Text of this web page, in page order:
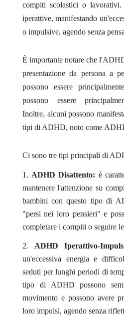
compiti scolastici o lavorativi.
iperattive, manifestando
o impulsive, agendo senza
È importante notare che
presentazione da persona a
possono essere
possono essere
Inoltre, alcuni possono
tipi di ADHD, noto come
Ci sono tre tipi principali di
ADHD Disattento: è
mantenere l'attenzione su
bambini con questo tipo di
"persi nei loro pensieri" e
completare i compiti o seguire
ADHD Iperattivo-
un'eccessiva energia e
seduti per lunghi periodi di
tipo di ADHD possono
movimento e possono avere
loro impulsi, agendo senza